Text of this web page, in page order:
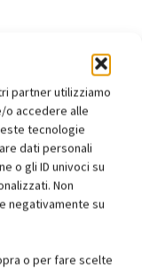
partner utilizziamo
o accedere alle
tecnologie
dati personali
o gli ID univoci su
Non
negativamente su
o per fare scelte
contenuto sponsorizzato
2026
al Senato